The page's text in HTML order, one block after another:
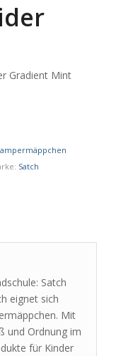
Gradient Mint
Satch
Satch
eignet sich
Mit
und Ordnung im
für Kinder